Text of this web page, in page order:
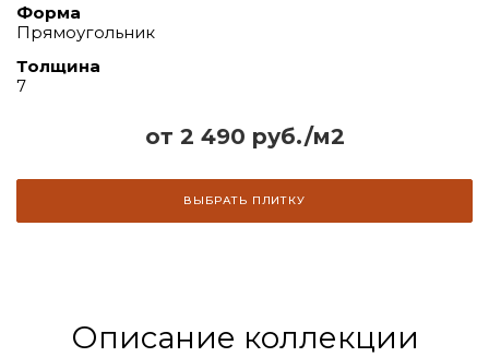
от 2 490 руб./м2
ВЫБРАТЬ ПЛИТКУ
Форма
Прямоугольник
Толщина
7
Описание коллекции